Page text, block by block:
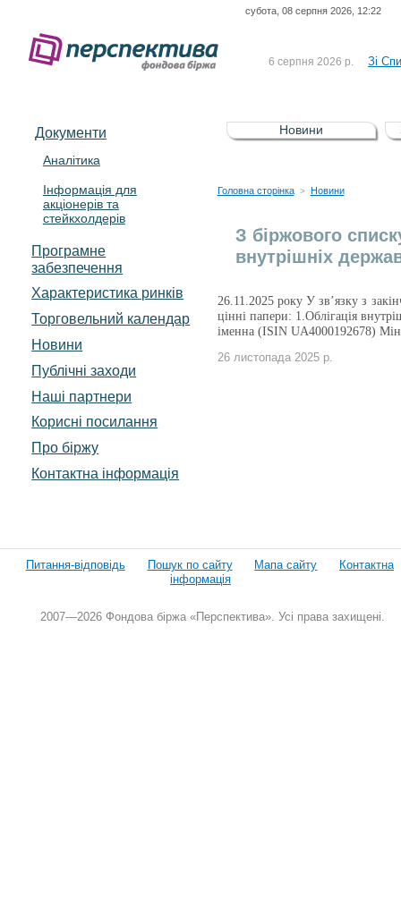
субота, 08 серпня 2026, 12:22
6 серпня 2026 р. Зі
5 серпня 2026 р.
Зі
UA4000232607)
4 серпня 2026 р.
Документи
Аналітика
Інформація для
акціонерів та
стейкхолдерів
Програмне
забезпечення
Характеристика pинків
Торговельний календар
Новини
Публічні заходи
Наші партнери
Корисні посилання
Про біржу
Контактна інформація
Новини
Головна сторінка > Новини
З біржового
внутрішніх
26.11.2025 року У зв’язку з
цінні папери: 1.Облігація
іменна (ISIN UA4000192678)
26 листопада 2025 р.
Питання-відповідь Пошук по сайту Мапа сайту
Контактна
інформація
2007—2026 Фондова біржа «Перспектива». Усі права захищені.